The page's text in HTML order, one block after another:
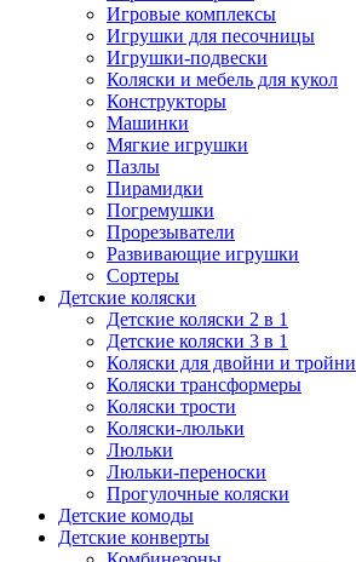
Игровые комплексы
Игрушки для песочницы
Игрушки-подвески
Коляски и мебель для кукол
Конструкторы
Машинки
Мягкие игрушки
Пазлы
Пирамидки
Погремушки
Прорезыватели
Развивающие игрушки
Сортеры
Детские коляски
Детские коляски 2 в 1
Детские коляски 3 в 1
Коляски для двойни и тройни
Коляски трансформеры
Коляски трости
Коляски-люльки
Люльки
Люльки-переноски
Прогулочные коляски
Детские комоды
Детские конверты